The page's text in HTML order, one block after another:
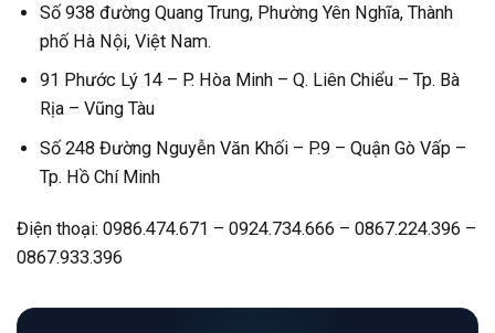
Số 938 đường Quang Trung, Phường Yên Nghĩa, Thành
phố Hà Nội, Việt Nam.
91 Phước Lý 14 – P. Hòa Minh – Q. Liên Chiểu – Tp. Bà
Rịa – Vũng Tàu
Số 248 Đường Nguyễn Văn Khối – P.9 – Quận Gò Vấp –
Tp. Hồ Chí Minh
Điện thoại: 0986.474.671 – 0924.734.666 – 0867.224.396 –
0867.933.396